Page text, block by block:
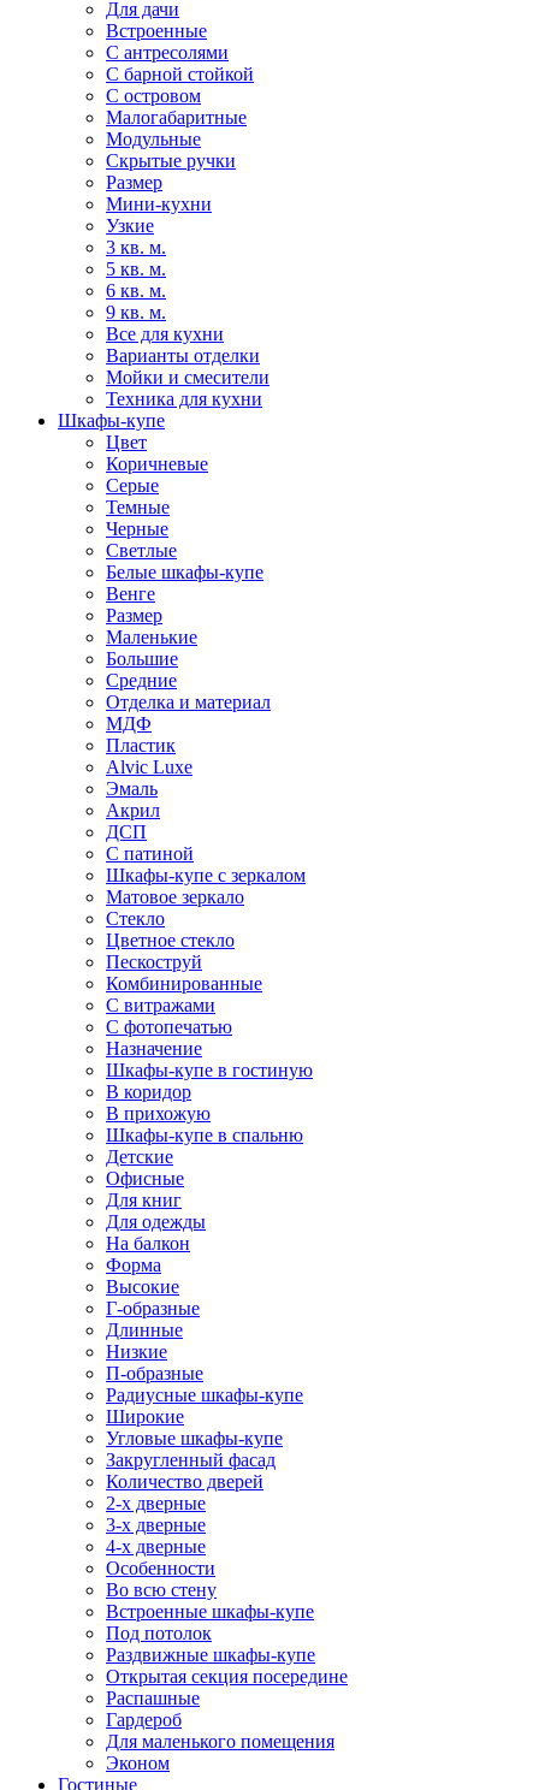
Для дачи
Встроенные
С антресолями
С барной стойкой
С островом
Малогабаритные
Модульные
Скрытые ручки
Размер
Мини-кухни
Узкие
3 кв. м.
5 кв. м.
6 кв. м.
9 кв. м.
Все для кухни
Варианты отделки
Мойки и смесители
Техника для кухни
Шкафы-купе
Цвет
Коричневые
Серые
Темные
Черные
Светлые
Белые шкафы-купе
Венге
Размер
Маленькие
Большие
Средние
Отделка и материал
МДФ
Пластик
Alvic Luxe
Эмаль
Акрил
ДСП
С патиной
Шкафы-купе с зеркалом
Матовое зеркало
Стекло
Цветное стекло
Пескоструй
Комбинированные
С витражами
С фотопечатью
Назначение
Шкафы-купе в гостиную
В коридор
В прихожую
Шкафы-купе в спальню
Детские
Офисные
Для книг
Для одежды
На балкон
Форма
Высокие
Г-образные
Длинные
Низкие
П-образные
Радиусные шкафы-купе
Широкие
Угловые шкафы-купе
Закругленный фасад
Количество дверей
2-х дверные
3-х дверные
4-х дверные
Особенности
Во всю стену
Встроенные шкафы-купе
Под потолок
Раздвижные шкафы-купе
Открытая секция посередине
Распашные
Гардероб
Для маленького помещения
Эконом
Гостиные